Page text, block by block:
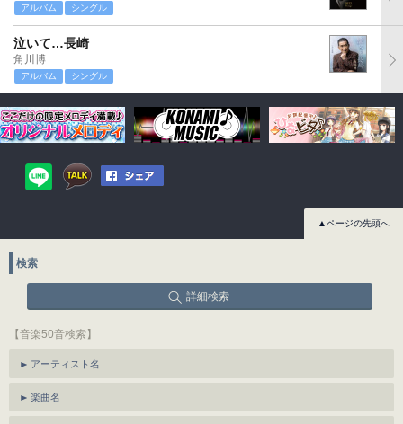
アルバム シングル
泣いて…長崎
角川博
アルバム シングル
▲ページの先頭へ
検索
詳細検索
【音楽50音検索】
アーティスト名
楽曲名